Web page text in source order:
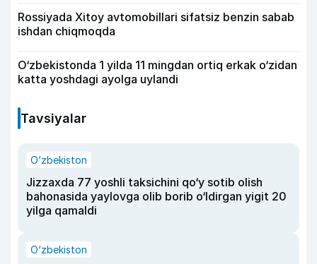
Rossiyada Xitoy avtomobillari sifatsiz benzin sabab
ishdan chiqmoqda
O‘zbekistonda 1 yilda 11 mingdan ortiq erkak o‘zidan
katta yoshdagi ayolga uylandi
Tavsiyalar
O‘zbekiston
Jizzaxda 77 yoshli taksichini qo‘y sotib olish
bahonasida yaylovga olib borib o‘ldirgan yigit 20
yilga qamaldi
O‘zbekiston